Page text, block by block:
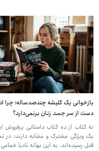
بازخوانی یک کلیشه چندصدساله؛ چرا
دست از سر جسد زنان برنمی‌دارد؟
نه کتاب از ده کتاب داستانی پرفروش
یک ویژگی مشترک و مشابه دارند: در
قتل رسیده‌اند. به این بهانه نادیا